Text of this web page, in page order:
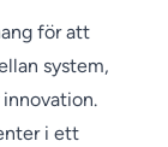
för att
system,
i ett